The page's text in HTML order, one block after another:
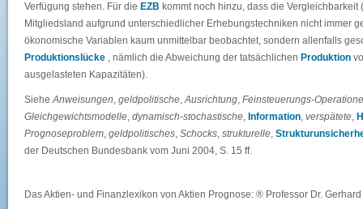
Verfügung stehen. Für die EZB kommt noch hinzu, dass die
Mitgliedsland aufgrund unterschiedlicher Erhebungstechniken nicht immer
ökonomische Variablen kaum unmittelbar beobachtet, sondern allenfalls
Produktionslücke , nämlich die Abweichung der tatsächlichen Produktion
ausgelasteten Kapazitäten).
SieheAnweisungen, geldpolitische,Ausrichtung, Feinsteuerungs-
Gleichgewichtsmodelle, dynamisch-stochastische, Information, verspätete,
Prognoseproblem, geldpolitisches, Schocks, strukturelle,
der Deutschen Bundesbank vom Juni 2004, S. 15 ff.
Das Aktien- und Finanzlexikon von Aktien Prognose: ® Professor Dr.